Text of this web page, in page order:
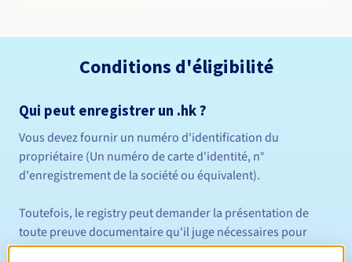
Conditions d'éligibilité
Qui peut enregistrer un .hk ?
Vous devez fournir un numéro d'identification du
propriétaire (Un numéro de carte d'identité, n°
d'enregistrement de la société ou équivalent).
Toutefois, le registry peut demander la présentation de
toute preuve documentaire qu'il juge nécessaires pour
vérifier votre identité pour déterminer s'il doit accepter